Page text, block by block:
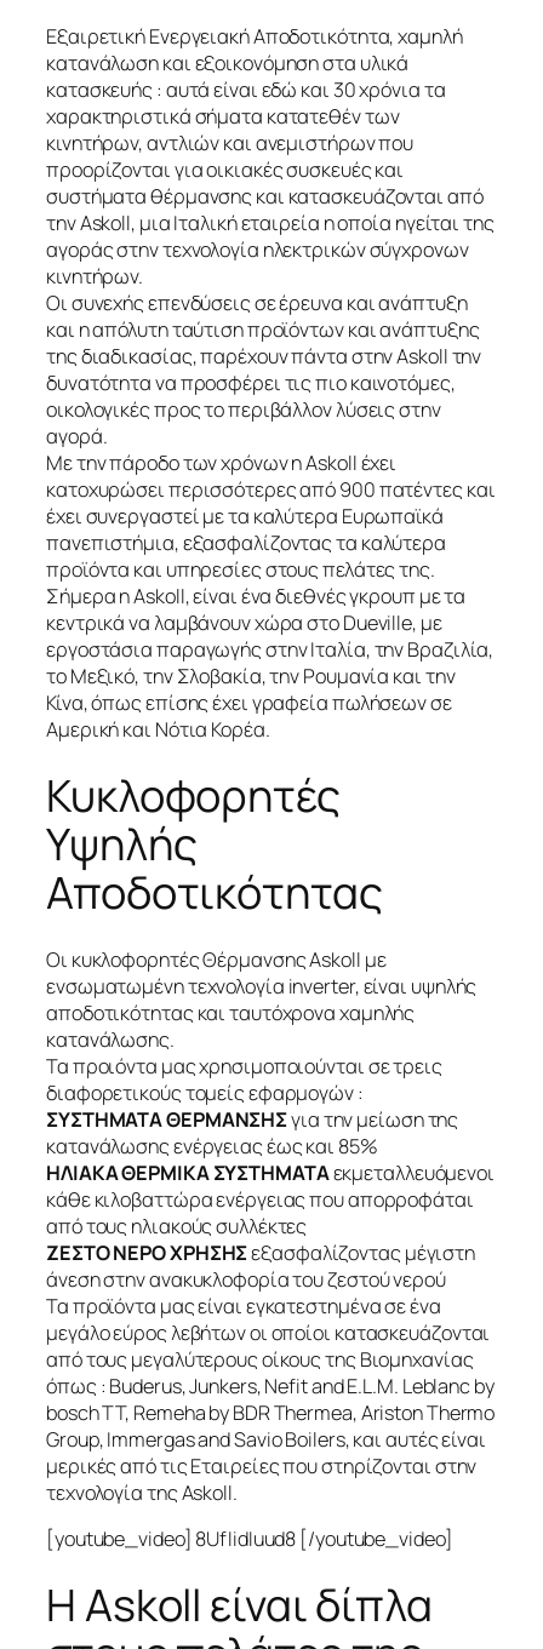
Εξαιρετική Ενεργειακή Αποδοτικότητα, χαμηλή
κατανάλωση και εξοικονόμηση στα υλικά
κατασκευής : αυτά είναι εδώ και 30 χρόνια τα
χαρακτηριστικά σήματα κατατεθέν των
κινητήρων, αντλιών και ανεμιστήρων που
προορίζονται για οικιακές συσκευές και
συστήματα θέρμανσης και κατασκευάζονται από
την Askoll, μια Ιταλική εταιρεία η οποία ηγείται της
αγοράς στην τεχνολογία ηλεκτρικών σύγχρονων
κινητήρων.
Οι συνεχής επενδύσεις σε έρευνα και ανάπτυξη
και η απόλυτη ταύτιση προϊόντων και ανάπτυξης
της διαδικασίας, παρέχουν πάντα στην Askoll την
δυνατότητα να προσφέρει τις πιο καινοτόμες,
οικολογικές προς το περιβάλλον λύσεις στην
αγορά.
Με την πάροδο των χρόνων η Askoll έχει
κατοχυρώσει περισσότερες από 900 πατέντες και
έχει συνεργαστεί με τα καλύτερα Ευρωπαϊκά
πανεπιστήμια, εξασφαλίζοντας τα καλύτερα
προϊόντα και υπηρεσίες στους πελάτες της.
Σήμερα η Askoll, είναι ένα διεθνές γκρουπ με τα
κεντρικά να λαμβάνουν χώρα στο Dueville, με
εργοστάσια παραγωγής στην Ιταλία, την Βραζιλία,
το Μεξικό, την Σλοβακία, την Ρουμανία και την
Κίνα, όπως επίσης έχει γραφεία πωλήσεων σε
Αμερική και Νότια Κορέα.
Κυκλοφορητές
Υψηλής
Αποδοτικότητας
Οι κυκλοφορητές Θέρμανσης Askoll με
ενσωματωμένη τεχνολογία inverter, είναι υψηλής
αποδοτικότητας και ταυτόχρονα χαμηλής
κατανάλωσης.
Τα προιόντα μας χρησιμοποιούνται σε τρεις
διαφορετικούς τομείς εφαρμογών :
ΣΥΣΤΗΜΑΤΑ ΘΕΡΜΑΝΣΗΣγια την μείωση της
κατανάλωσης ενέργειας έως και 85%
ΗΛΙΑΚΑ ΘΕΡΜΙΚΑ ΣΥΣΤΗΜΑΤΑεκμεταλλευόμενοι
κάθε κιλοβαττώρα ενέργειας που απορροφάται
από τους ηλιακούς συλλέκτες
ΖΕΣΤΟ ΝΕΡΟ ΧΡΗΣΗΣεξασφαλίζοντας μέγιστη
άνεση στην ανακυκλοφορία του ζεστού νερού
Τα προϊόντα μας είναι εγκατεστημένα σε ένα
μεγάλο εύρος λεβήτων οι οποίοι κατασκευάζονται
από τους μεγαλύτερους οίκους της Βιομηχανίας
όπως : Buderus, Junkers, Nefit and E.L.M. Leblanc by
bosch TT, Remeha by BDR Thermea, Ariston Thermo
Group, Immergas and Savio Boilers, και αυτές είναι
μερικές από τις Εταιρείες που στηρίζονται στην
τεχνολογία της Askoll.
[youtube_video] 8UfIidIuud8 [/youtube_video]
Η Askoll είναι δίπλα